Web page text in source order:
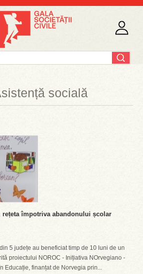
socială
rețeta împotriva abandonului școlar
5 județe au beneficiat timp de 10 luni de un
proiectului NOROC - Inițiativa NOrvegiano -
Educație, finanțat de Norvegia prin...